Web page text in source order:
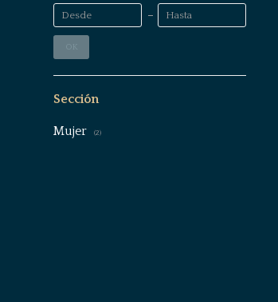
OK
Sección
Mujer (2)